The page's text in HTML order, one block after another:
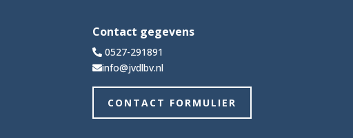
Contact gegevens
0527-291891
info@jvdlbv.nl
CONTACT FORMULIER